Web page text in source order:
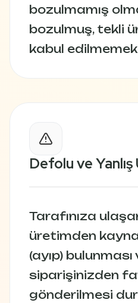
bozulmamış
bozulmuş, tekli
kabul
Defolu ve
Tarafınıza
üretimden
(ayıp) bulunması
siparişinizden
gönderilmesi